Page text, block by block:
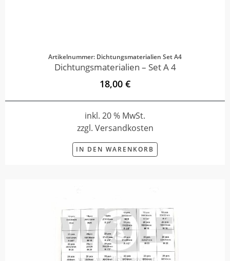
Artikelnummer: Dichtungsmaterialien Set A4
Dichtungsmaterialien – Set A 4
18,00 €
inkl. 20 % MwSt.
zzgl. Versandkosten
IN DEN WARENKORB